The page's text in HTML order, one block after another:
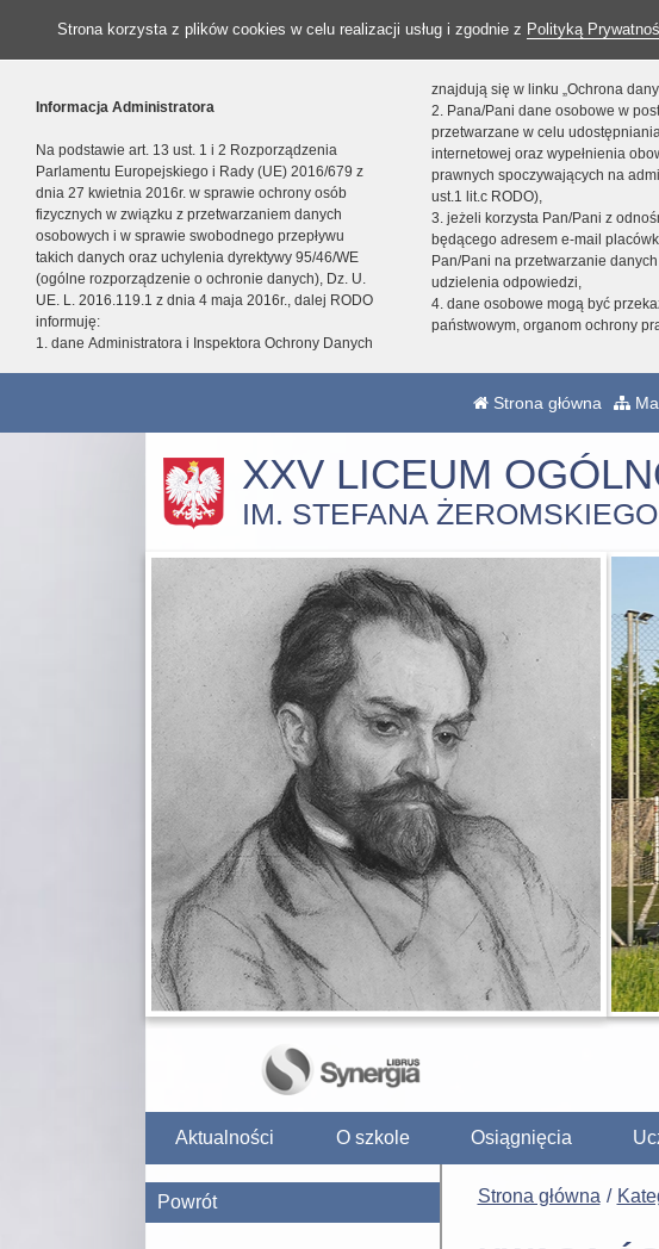
Strona korzysta z plików cookies w celu realizacji usług i zgodnie z Polityką
Informacja Administratora
Na podstawie art. 13 ust. 1 i 2 Rozporządzenia
Parlamentu Europejskiego i Rady (UE) 2016/679 z
dnia 27 kwietnia 2016r. w sprawie ochrony osób
fizycznych w związku z przetwarzaniem danych
osobowych i w sprawie swobodnego przepływu
takich danych oraz uchylenia dyrektywy 95/46/WE
(ogólne rozporządzenie o ochronie danych), Dz. U.
UE. L. 2016.119.1 z dnia 4 maja 2016r., dalej RODO
informuję:
1. dane Administratora i Inspektora Ochrony Danych
znajdują się w linku „Ochrona
2. Pana/Pani dane osobowe w
przetwarzane w celu
internetowej oraz wypełnienia
prawnych spoczywających na
ust.1 lit.c RODO),
3. jeżeli korzysta Pan/Pani z
będącego adresem e-mail
Pan/Pani na przetwarzanie
udzielenia odpowiedzi,
4. dane osobowe mogą być
państwowym, organom ochrony
Strona główna
XXV LICEUM
IM. STEFANA ŻEROMSKIEGO
Aktualności O szkole Osiągnięcia
Strona główna
Powrót